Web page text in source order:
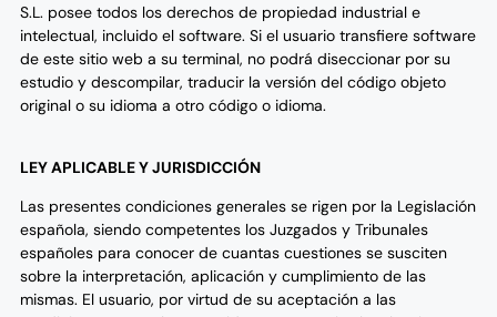
S.L. posee todos los derechos de propiedad industrial e
intelectual, incluido el software. Si el usuario transfiere software
de este sitio web a su terminal, no podrá diseccionar por su
estudio y descompilar, traducir la versión del código objeto
original o su idioma a otro código o idioma.
LEY APLICABLE Y JURISDICCIÓN
Las presentes condiciones generales se rigen por la Legislación
española, siendo competentes los Juzgados y Tribunales
españoles para conocer de cuantas cuestiones se susciten
sobre la interpretación, aplicación y cumplimiento de las
mismas. El usuario, por virtud de su aceptación a las